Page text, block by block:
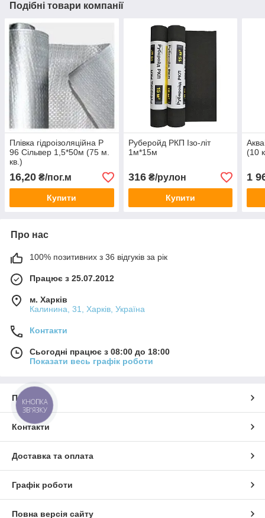
Подібні товари компанії
Плівка гідроізоляційна Р
96 Сільвер 1,5*50м (75 м.
кв.)
16,20 ₴/пог.м
Купити
Руберойд РКП Ізо-літ
1м*15м
316₴/рулон
Купити
(10
1
Про нас
100% позитивних з 36 відгуків за рік
Працює з 25.07.2012
м. Харків
Калинина, 31, Харків, Україна
Контакти
Сьогодні працює з 08:00 до 18:00
Показати весь графік роботи
Про нас
Контакти
Доставка та оплата
Графік роботи
Повна версія сайту
КНОПКА
ЗВ'ЯЗКУ